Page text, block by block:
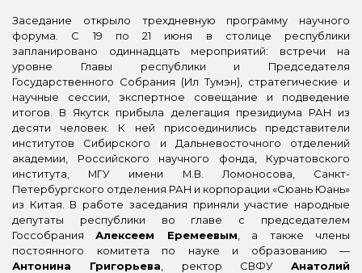
Заседание открыло трехдневную программу научного
форума. С 19 по 21 июня в столице республики
запланировано одиннадцать мероприятий: встречи на
уровне Главы республики и Председателя
Государственного Собрания (Ил Тумэн), стратегические и
научные сессии, экспертное совещание и подведение
итогов. В Якутск прибыла делегация президиума РАН из
десяти человек. К ней присоединились представители
институтов Сибирского и Дальневосточного отделений
академии, Российского научного фонда, Курчатовского
института, МГУ имени М.В. Ломоносова, Санкт-
Петербургского отделения РАН и корпорации «Сюань Юань»
из Китая. В работе заседания приняли участие народные
депутаты республики во главе с председателем
ГоссобранияАлексеем Еремеевым , а также члены
постоянного комитета по науке и образованию —
Антонина Григорьева , ректор СВФУ Анатолий